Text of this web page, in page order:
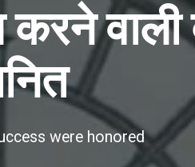
were honored